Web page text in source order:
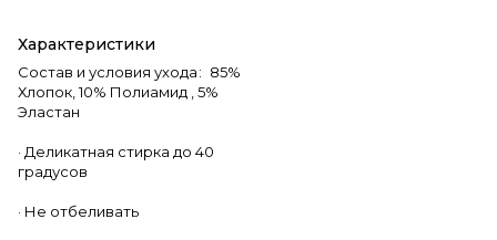
Характеристики
Состав и условия ухода: 85%
Хлопок, 10% Полиамид , 5%
Эластан
· Деликатная стирка до 40
градусов
· Не отбеливать